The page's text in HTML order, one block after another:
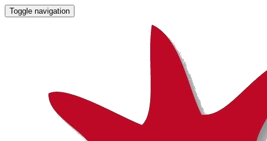
Toggle navigation